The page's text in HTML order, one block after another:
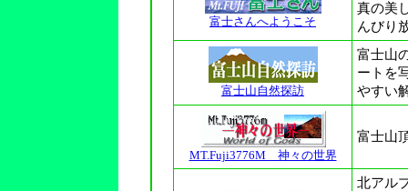
富士さんへようこそ
真の美
んびり
富士山自然探訪
富士山
ートを
やすい
MT.Fuji3776M 神々の世界
富士山
北アル